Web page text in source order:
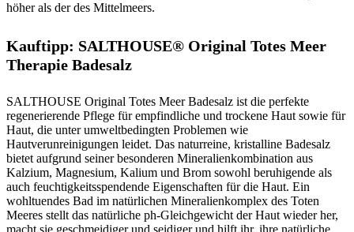
höher als der des Mittelmeers.
Kauftipp: SALTHOUSE® Original Totes Meer
Therapie Badesalz
SALTHOUSE Original Totes Meer Badesalz ist die perfekte
regenerierende Pflege für empfindliche und trockene Haut sowie für
Haut, die unter umweltbedingten Problemen wie
Hautverunreinigungen leidet. Das naturreine, kristalline Badesalz
bietet aufgrund seiner besonderen Mineralienkombination aus
Kalzium, Magnesium, Kalium und Brom sowohl beruhigende als
auch feuchtigkeitsspendende Eigenschaften für die Haut. Ein
wohltuendes Bad im natürlichen Mineralienkomplex des Toten
Meeres stellt das natürliche ph-Gleichgewicht der Haut wieder her,